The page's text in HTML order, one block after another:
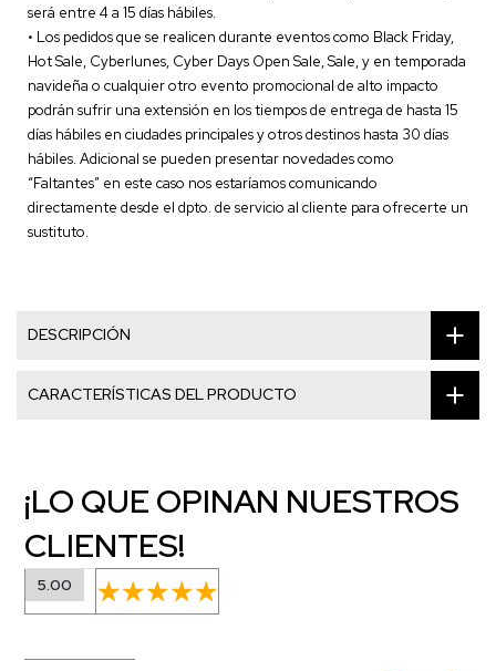
será entre 4 a 15 días hábiles.
• Los pedidos que se realicen durante eventos como Black Friday,
Hot Sale, Cyberlunes, Cyber Days Open Sale, Sale, y en temporada
navideña o cualquier otro evento promocional de alto impacto
podrán sufrir una extensión en los tiempos de entrega de hasta 15
días hábiles en ciudades principales y otros destinos hasta 30 días
hábiles. Adicional se pueden presentar novedades como
“Faltantes” en este caso nos estaríamos comunicando
directamente desde el dpto. de servicio al cliente para ofrecerte un
sustituto.
DESCRIPCIÓN
CARACTERÍSTICAS DEL PRODUCTO
¡LO QUE OPINAN NUESTROS
CLIENTES!
5.00